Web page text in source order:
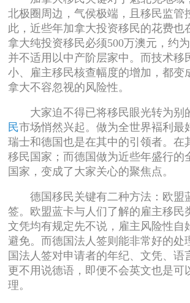
北极圈周边，气侯极端，且移民监管
此，近些年加拿大投资移民的花费也
拿大纯投资移民必须500万澳元，约为
并不适用以中产阶层家中。而技术移
小、雇主移民核查幅度的增加，都变
拿大不容忽视的风险性。
大家迫不得已将移民眼光转为别
民市场悄然兴起。做为全世界褔利最
瑞士和德国也是在其中的引领者。在
移民国家；而德国做为近些年盛行的
国家，变成了大家关心的聚焦点。
德国移民关键有二种方法：欧盟
签。欧盟蓝卡与人们了解的雇主移民
文凭均有规定先不说，雇主风险性自
避免。而德国法人签则能非常好的处
国法人签对申请者的年纪、文凭、语
更不用说德语，即便不会英文也是可
理。